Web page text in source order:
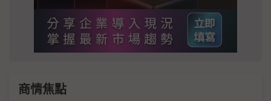
商情焦點